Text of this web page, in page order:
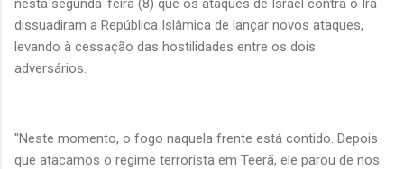
dissuadiram a República Islâmica de lançar novos ataques,
levando à cessação das hostilidades entre os dois
adversários.
"Neste momento, o fogo naquela frente está contido. Depois
que atacamos o regime terrorista em Teerã, ele parou de nos